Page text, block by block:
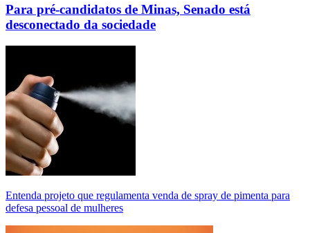
Para pré-candidatos de Minas, Senado está
desconectado da sociedade
Entenda projeto que regulamenta venda de spray de pimenta para
defesa pessoal de mulheres